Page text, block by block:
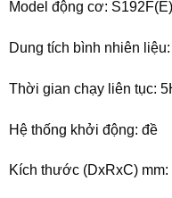
Model động cơ: S192F(E)
Dung tích bình nhiên
Thời gian chạy liên tục:
Hệ thống khởi động: đề
Kích thước (DxRxC)